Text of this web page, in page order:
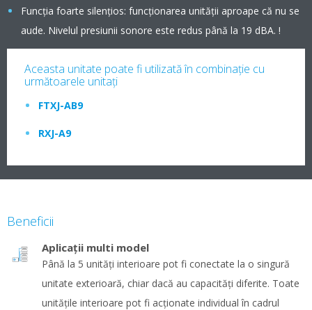
Funcţia foarte silenţios: funcţionarea unităţii aproape că nu se
aude. Nivelul presiunii sonore este redus până la 19 dBA. !
Aceasta unitate poate fi utilizată în combinaţie cu
următoarele unitaţi
FTXJ-AB9
RXJ-A9
Beneficii
Aplicaţii multi model
Până la 5 unităţi interioare pot fi conectate la o singură
unitate exterioară, chiar dacă au capacităţi diferite. Toate
unităţile interioare pot fi acţionate individual în cadrul